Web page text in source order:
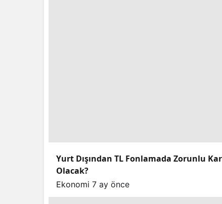
Yurt Dışından TL Fonlamada Zorunlu
Olacak?
Ekonomi 7 ay önce